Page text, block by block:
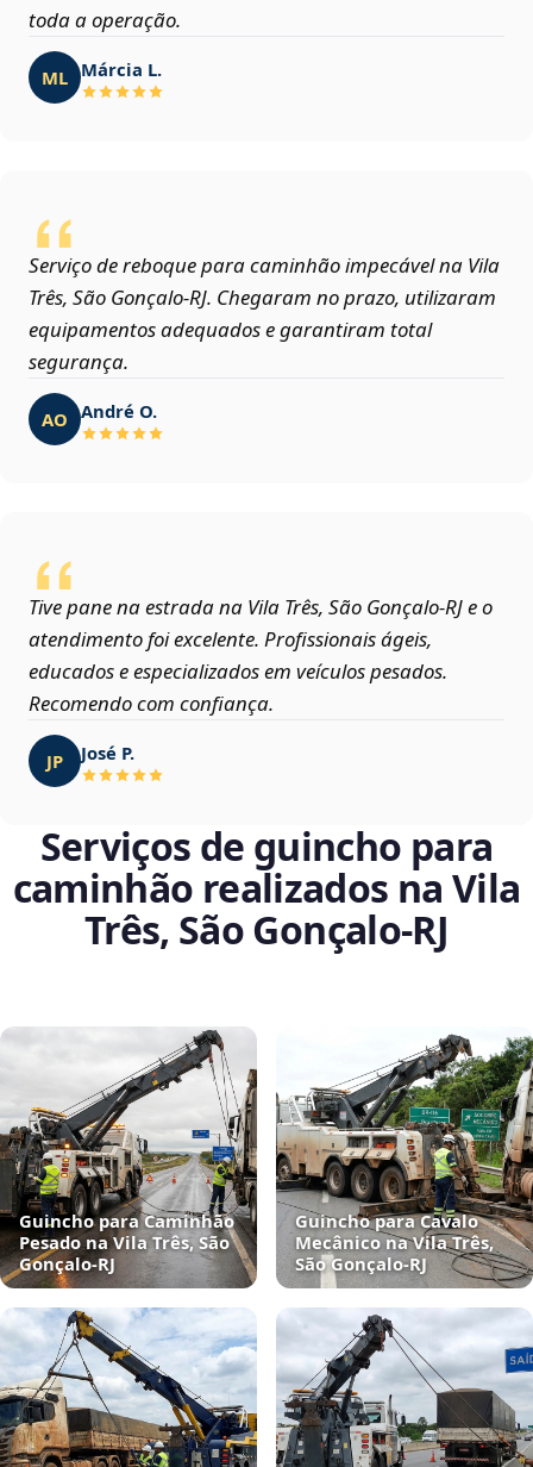
toda a operação.
ML Márcia L.
Serviço de reboque para caminhão impecável na Vila
Três, São Gonçalo‑RJ. Chegaram no prazo, utilizaram
equipamentos adequados e garantiram total
segurança.
AO André O.
Tive pane na estrada na Vila Três, São Gonçalo‑RJ e o
atendimento foi excelente. Profissionais ágeis,
educados e especializados em veículos pesados.
Recomendo com confiança.
JP José P.
Serviços de guincho para
caminhão realizados na Vila
Três, São Gonçalo‑RJ
Guincho para Caminhão
Pesado na Vila Três, São
Gonçalo‑RJ
Guincho para Cavalo
Mecânico na Vila Três,
São Gonçalo‑RJ